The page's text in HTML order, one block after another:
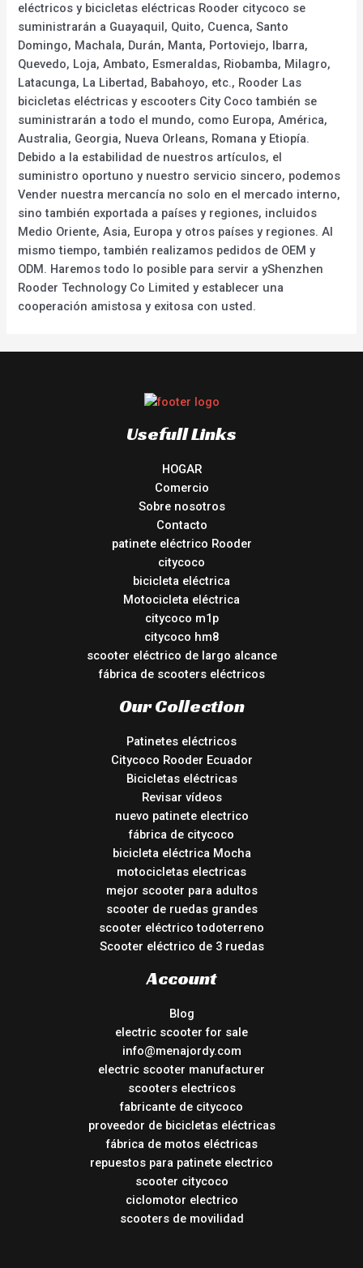
eléctricos y bicicletas eléctricas Rooder citycoco se
suministrarán a Guayaquil, Quito, Cuenca, Santo
Domingo, Machala, Durán, Manta, Portoviejo, Ibarra,
Quevedo, Loja, Ambato, Esmeraldas, Riobamba, Milagro,
Latacunga, La Libertad, Babahoyo, etc., Rooder Las
bicicletas eléctricas y escooters City Coco también se
suministrarán a todo el mundo, como Europa, América,
Australia, Georgia, Nueva Orleans, Romana y Etiopía.
Debido a la estabilidad de nuestros artículos, el
suministro oportuno y nuestro servicio sincero, podemos
Vender nuestra mercancía no solo en el mercado interno,
sino también exportada a países y regiones, incluidos
Medio Oriente, Asia, Europa y otros países y regiones. Al
mismo tiempo, también realizamos pedidos de OEM y
ODM. Haremos todo lo posible para servir a yShenzhen
Rooder Technology Co Limited y establecer una
cooperación amistosa y exitosa con usted.
Usefull Links
HOGAR
Comercio
Sobre nosotros
Contacto
patinete eléctrico Rooder
citycoco
bicicleta eléctrica
Motocicleta eléctrica
citycoco m1p
citycoco hm8
scooter eléctrico de largo alcance
fábrica de scooters eléctricos
Our Collection
Patinetes eléctricos
Citycoco Rooder Ecuador
Bicicletas eléctricas
Revisar vídeos
nuevo patinete electrico
fábrica de citycoco
bicicleta eléctrica Mocha
motocicletas electricas
mejor scooter para adultos
scooter de ruedas grandes
scooter eléctrico todoterreno
Scooter eléctrico de 3 ruedas
Account
Blog
electric scooter for sale
info@menajordy.com
electric scooter manufacturer
scooters electricos
fabricante de citycoco
proveedor de bicicletas eléctricas
fábrica de motos eléctricas
repuestos para patinete electrico
scooter citycoco
ciclomotor electrico
scooters de movilidad